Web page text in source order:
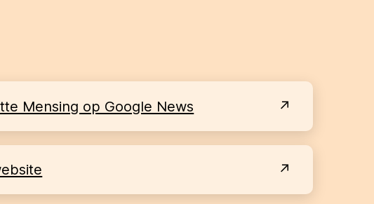
Mensing op Google News